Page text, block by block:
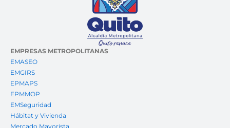
EMPRESAS METROPOLITANAS
EMASEO
EMGIRS
EPMAPS
EPMMOP
EMSeguridad
Hábitat y Vivienda
Mercado Mayorista